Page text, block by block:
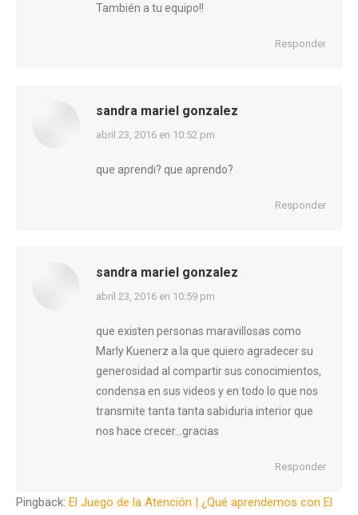
También a tu equipo!!
Responder
sandra mariel gonzalez
dice:
abril 23, 2016 en 10:52 pm
que aprendi? que aprendo?
Responder
sandra mariel gonzalez
dice:
abril 23, 2016 en 10:59 pm
que existen personas maravillosas como
Marly Kuenerz a la que quiero agradecer su
generosidad al compartir sus conocimientos,
condensa en sus videos y en todo lo que nos
transmite tanta tanta sabiduria interior que
nos hace crecer…gracias
Responder
Pingback: El Juego de la Atención | ¿Qué aprendemos con El